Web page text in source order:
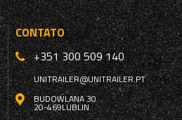
CONTATO
+351 300 509 140
UNITRAILER@UNITRAILER.PT
BUDOWLANA 30
20-469LUBLIN